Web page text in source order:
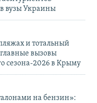
в вузы Украины
и тотальный
вызовы
сезона-2026 в Крыму
на бензин»: